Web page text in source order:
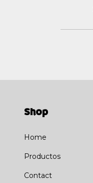
Shop
Home
Productos
Contact